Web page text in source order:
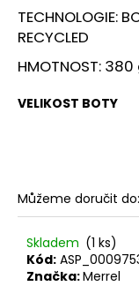
TECHNOLOGIE:
RECYCLED
HMOTNOST: 380
VELIKOST BOTY
Můžeme doručit do:
Skladem (1 ks)
Kód:
Značka:Merrel